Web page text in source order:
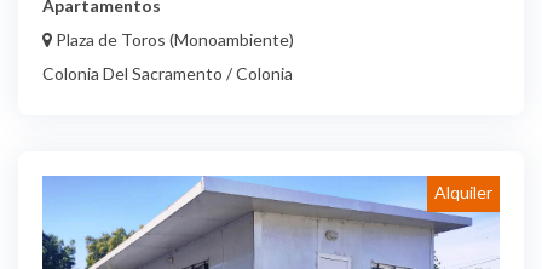
Apartamentos
Plaza de Toros (Monoambiente)
Colonia Del Sacramento / Colonia
Alquiler